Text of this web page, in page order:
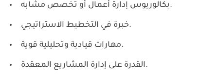
بكالوريوس إدارة أعمال أو تخصص مشابه.
خبرة في التخطيط الاستراتيجي.
مهارات قيادية وتحليلية قوية.
القدرة على إدارة المشاريع المعقدة.